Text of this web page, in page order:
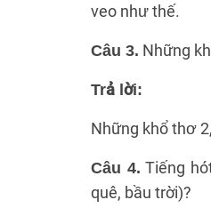
veo như thế.
Câu 3. Những
Trả lời:
Những khổ thơ
Câu 4. Tiếng
quê, bầu trời)?